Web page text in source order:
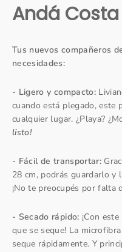
Andá
Tus nuevos compañeros
necesidades:
- Ligero y compacto:
cuando está plegado, este
cualquier lugar. ¿Playa?
listo!
- Fácil de transportar:
28 cm, podrás guardarlo y
¡No te preocupés por falta
- Secado rápido: ¡Con
que se seque! La
seque rápidamente. Y